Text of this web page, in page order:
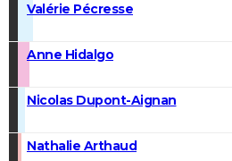
Valérie Pécresse
Anne Hidalgo
Nicolas Dupont-Aignan
Nathalie Arthaud